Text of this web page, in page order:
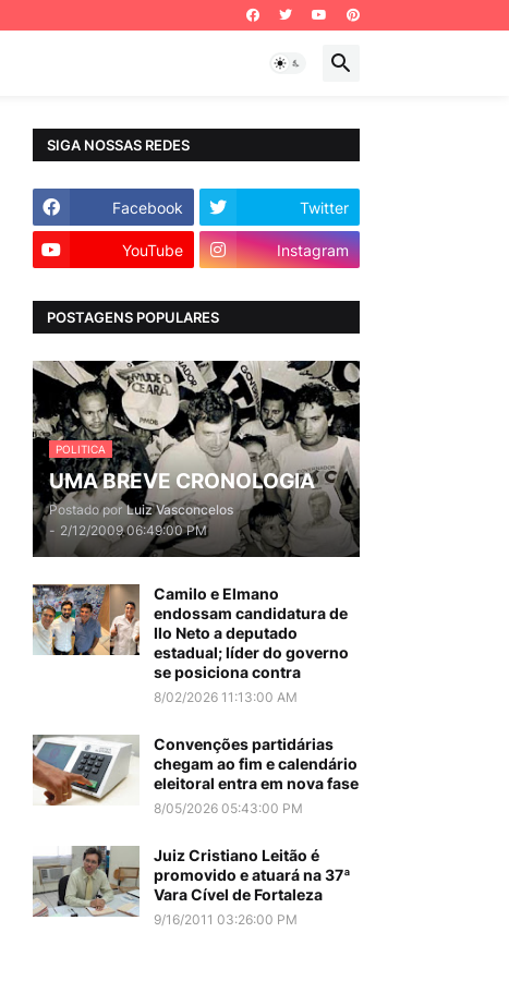
SIGA NOSSAS REDES
Facebook Twitter
YouTube Instagram
POSTAGENS POPULARES
POLITICA
UMA BREVE CRONOLOGIA
Postado por Luiz Vasconcelos
- 2/12/2009 06:49:00 PM
Camilo e Elmano
endossam candidatura de
Ilo Neto a deputado
estadual; líder do governo
se posiciona contra
8/02/2026 11:13:00 AM
Convenções partidárias
chegam ao fim e calendário
eleitoral entra em nova fase
8/05/2026 05:43:00 PM
Juiz Cristiano Leitão é
promovido e atuará na 37ª
Vara Cível de Fortaleza
9/16/2011 03:26:00 PM